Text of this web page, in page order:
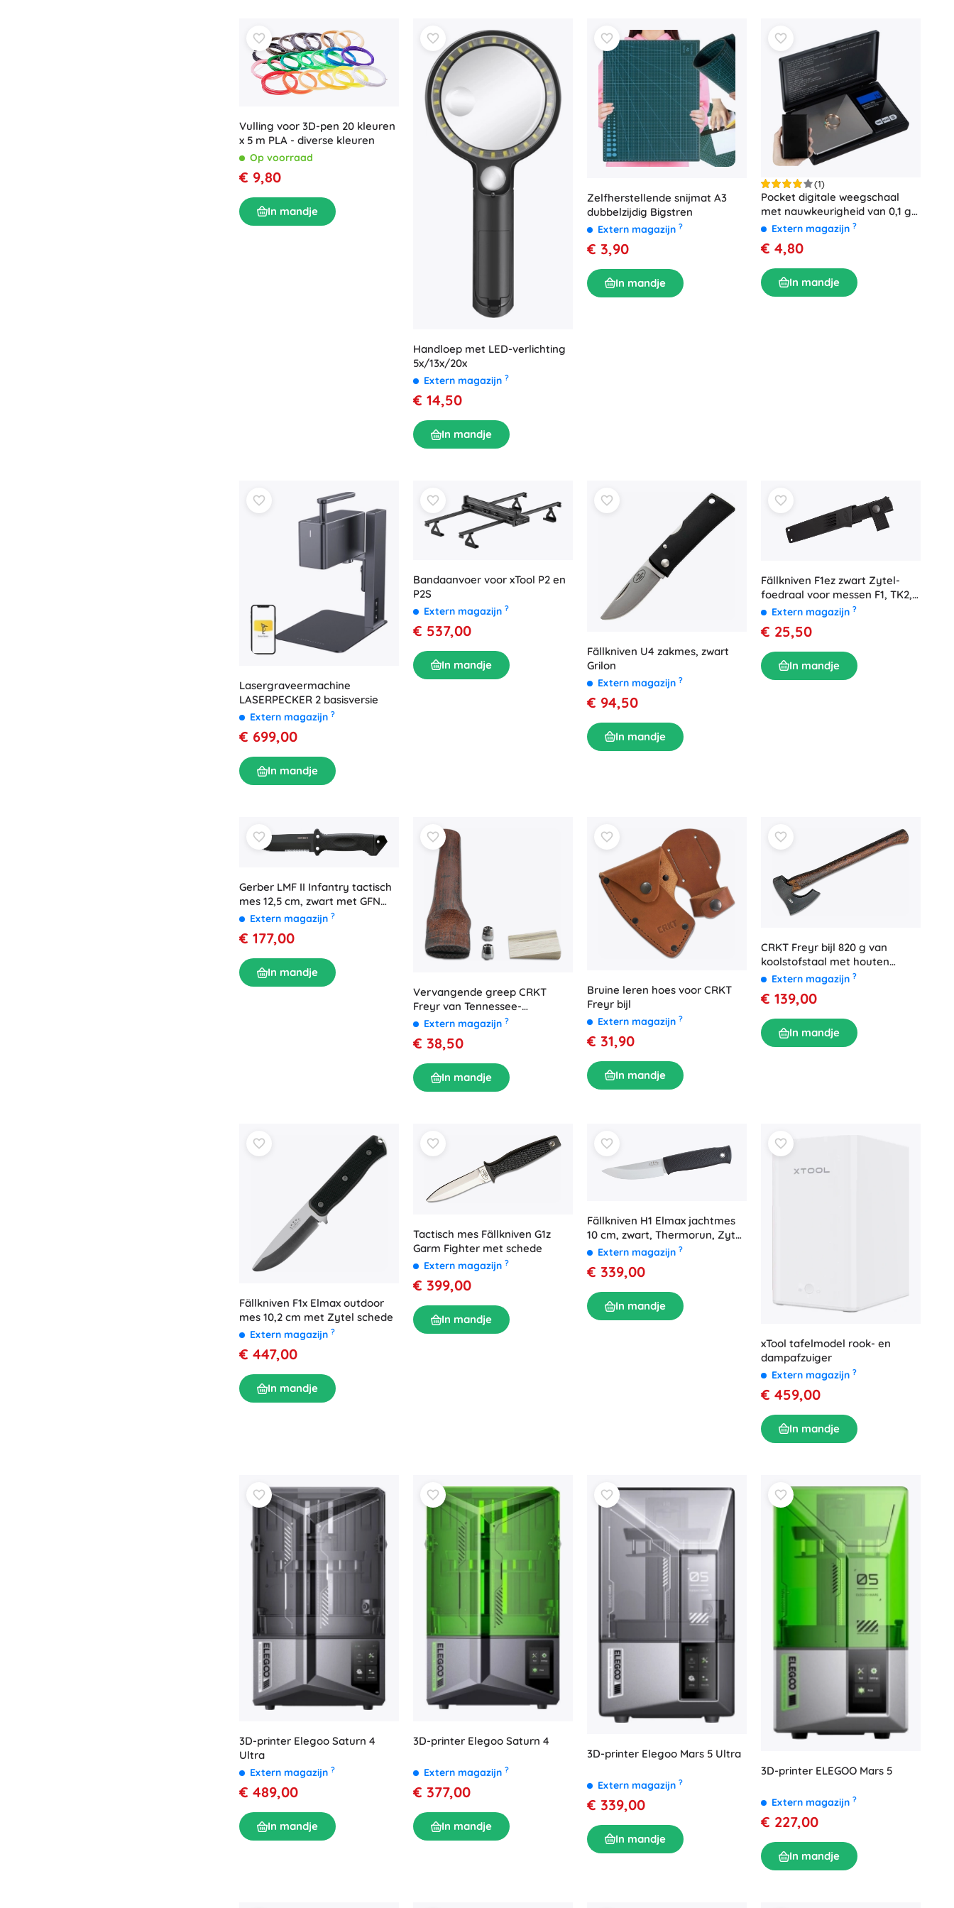
Vulling voor 3D-pen 20 kleuren
x 5 m PLA - diverse kleuren
Op voorraad
€ 9,80
In mandje
Handloep met LED-verlichting
5x/13x/20x
Extern magazijn ?
€ 14,50
In mandje
Zelfherstellende snijmat A3
dubbelzijdig Bigstren
Extern magazijn ?
€ 3,90
In mandje
(1)
Pocket digitale weegschaal
met nauwkeurigheid van 0,1 g
en capaciteit van 500 g
Extern magazijn ?
€ 4,80
In mandje
Lasergraveermachine
LASERPECKER 2 basisversie
Extern magazijn ?
€ 699,00
In mandje
Bandaanvoer voor xTool P2 en
P2S
Extern magazijn ?
€ 537,00
In mandje
Fällkniven U4 zakmes, zwart
Grilon
Extern magazijn ?
€ 94,50
In mandje
Fällkniven F1ez zwart Zytel-
foedraal voor messen F1, TK2,
PRK, HK9, HK9cx en R2
Extern magazijn ?
€ 25,50
In mandje
Gerber LMF II Infantry tactisch
mes 12,5 cm, zwart met GFN
rubberen handgreep en nylon
foedraal
Extern magazijn ?
€ 177,00
In mandje
Vervangende greep CRKT
Freyr van Tennessee-
hickoryhout
Extern magazijn ?
€ 38,50
In mandje
Bruine leren hoes voor CRKT
Freyr bijl
Extern magazijn ?
€ 31,90
In mandje
CRKT Freyr bijl 820 g van
koolstofstaal met houten
handvat
Extern magazijn ?
€ 139,00
In mandje
Fällkniven F1x Elmax outdoor
mes 10,2 cm met Zytel schede
Extern magazijn ?
€ 447,00
In mandje
Tactisch mes Fällkniven G1z
Garm Fighter met schede
Extern magazijn ?
€ 399,00
In mandje
Fällkniven H1 Elmax jachtmes
10 cm, zwart, Thermorun, Zytel
schede
Extern magazijn ?
€ 339,00
In mandje
xTool tafelmodel rook- en
dampafzuiger
Extern magazijn ?
€ 459,00
In mandje
3D-printer Elegoo Saturn 4
Ultra
Extern magazijn ?
€ 489,00
In mandje
3D-printer Elegoo Saturn 4
Extern magazijn ?
€ 377,00
In mandje
3D-printer Elegoo Mars 5 Ultra
Extern magazijn ?
€ 339,00
In mandje
3D-printer ELEGOO Mars 5
Extern magazijn ?
€ 227,00
In mandje